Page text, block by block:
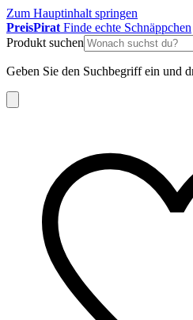
Zum Hauptinhalt springen
PreisPirat Finde echte Schnäppchen
Produkt suchen
Geben Sie den Suchbegriff ein und